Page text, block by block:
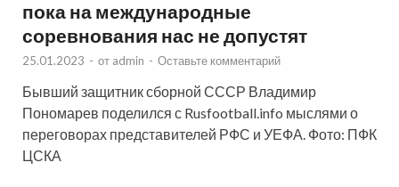
пока на международные
соревнования нас не допустят
25.01.2023 - от admin - Оставьте комментарий
Бывший защитник сборной СССР Владимир
Пономарев поделился с Rusfootball.info мыслями о
переговорах представителей РФС и УЕФА. Фото: ПФК
ЦСКА